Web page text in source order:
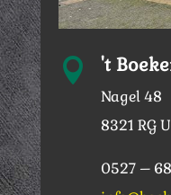
 't
Nagel 48
8321 RG
0527 –